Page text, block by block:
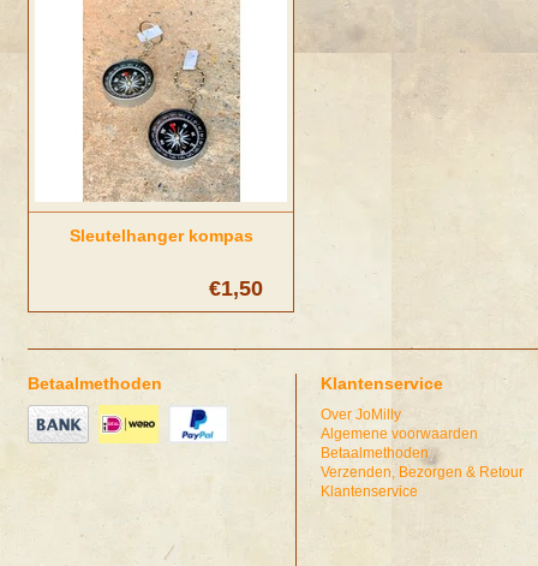
Sleutelhanger kompas
€1,50
Betaalmethoden Klantenservice
Over JoMilly
Algemene voorwaarden
Betaalmethoden
Verzenden, Bezorgen & Retour
Klantenservice